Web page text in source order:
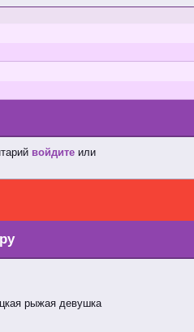
войдите или
рыжая девушка